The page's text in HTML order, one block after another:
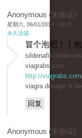
Anonymous (未验证)
星期六, 06/01/2019 - 09:06
永久连接
冒个泡吧！ |
sildenafil citrate
viagrabs.com -
http://
viagra dosage is
回复
Anonymous (未验证)